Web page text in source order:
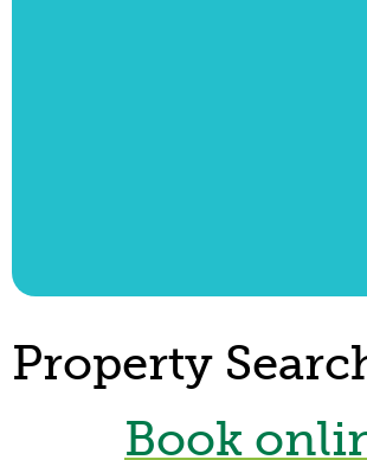
Property
Book